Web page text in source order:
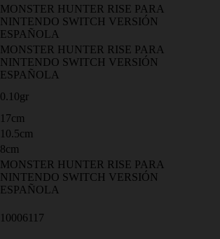
MONSTER HUNTER RISE PARA
NINTENDO SWITCH VERSIÓN
ESPAÑOLA
MONSTER HUNTER RISE PARA
NINTENDO SWITCH VERSIÓN
ESPAÑOLA
0.10gr
17cm
10.5cm
8cm
MONSTER HUNTER RISE PARA
NINTENDO SWITCH VERSIÓN
ESPAÑOLA
10006117